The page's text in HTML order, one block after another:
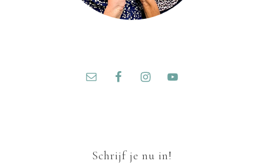
Schrijf je nu in!